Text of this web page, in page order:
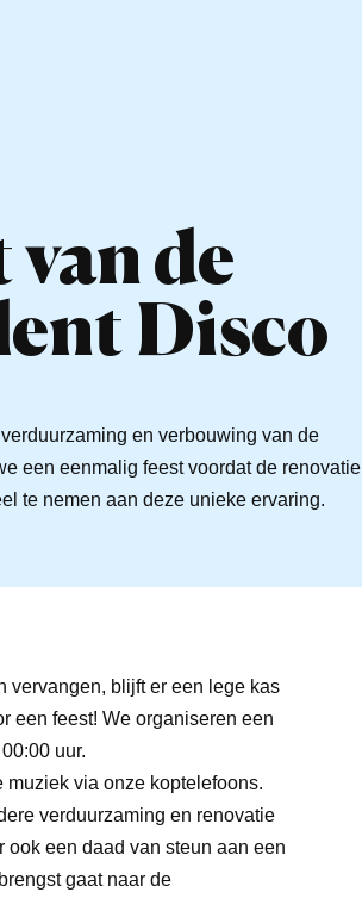
de
Disco
en verbouwing van de
een eenmalig feest voordat de renovatie
te nemen aan deze unieke ervaring.
vervangen, blijft er een lege kas
een feest! We organiseren een
uur.
via onze koptelefoons.
verduurzaming en renovatie
ook een daad van steun aan een
gaat naar de